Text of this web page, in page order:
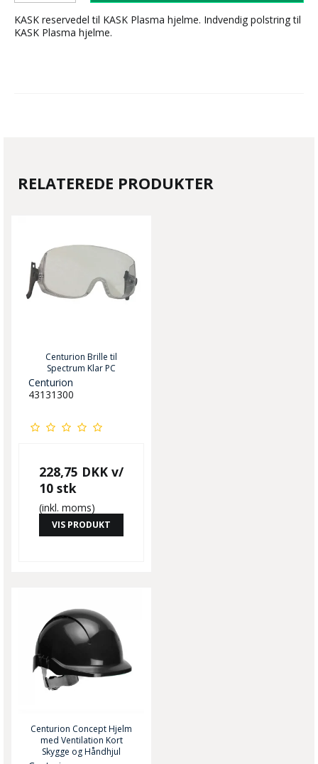
KASK reservedel til KASK Plasma hjelme. Indvendig polstring til
KASK Plasma hjelme.
RELATEREDE PRODUKTER
Centurion Brille til
Spectrum Klar PC
Centurion
43131300
228,75 DKK v/
10 stk
(inkl. moms)
VIS PRODUKT
Centurion Concept Hjelm
med Ventilation Kort
Skygge og Håndhjul